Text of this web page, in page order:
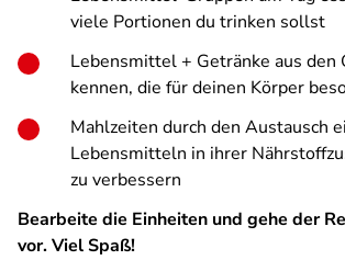
viele Portionen du trinken sollst
Lebensmittel + Getränke aus den
kennen, die für deinen Körper
Mahlzeiten durch den Austausch
Lebensmitteln in ihrer
zu verbessern
Bearbeite die Einheiten und gehe der
vor. Viel Spaß!